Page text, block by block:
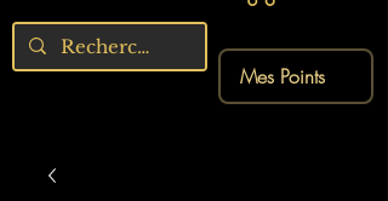
Mes Points